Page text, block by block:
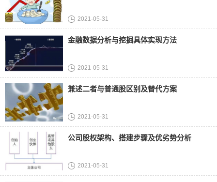
2021-05-31
金融数据分析与挖掘具体实现方法
2021-05-31
兼述二者与普通股区别及替代方案
2021-05-31
公司股权架构、搭建步骤及优劣势分析
2021-05-31